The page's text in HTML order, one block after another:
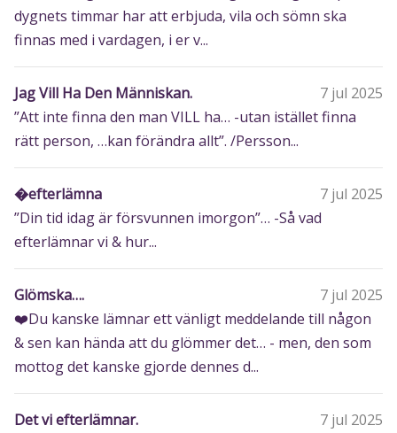
dygnets timmar har att erbjuda, vila och sömn ska
finnas med i vardagen, i er v...
Jag Vill Ha Den Människan.
7 jul 2025
”Att inte finna den man VILL ha… -utan istället finna
rätt person, …kan förändra allt”. /Persson...
�efterlämna
7 jul 2025
”Din tid idag är försvunnen imorgon”… -Så vad
efterlämnar vi & hur...
Glömska….
7 jul 2025
❤️Du kanske lämnar ett vänligt meddelande till någon
& sen kan hända att du glömmer det… - men, den som
mottog det kanske gjorde dennes d...
Det vi efterlämnar.
7 jul 2025